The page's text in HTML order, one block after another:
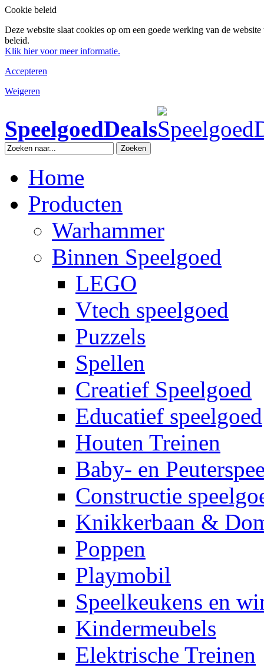
Cookie beleid
Deze website slaat cookies op om een goede werking van de
beleid.
Klik hier voor meer informatie.
Accepteren
Weigeren
SpeelgoedDeals
Zoeken
Home
Producten
Warhammer
Binnen Speelgoed
LEGO
Vtech speelgoed
Puzzels
Spellen
Creatief Speelgoed
Educatief speelgoed
Houten Treinen
Baby- en
Constructie
Knikkerbaan &
Poppen
Playmobil
Speelkeukens en
Kindermeubels
Elektrische Treinen